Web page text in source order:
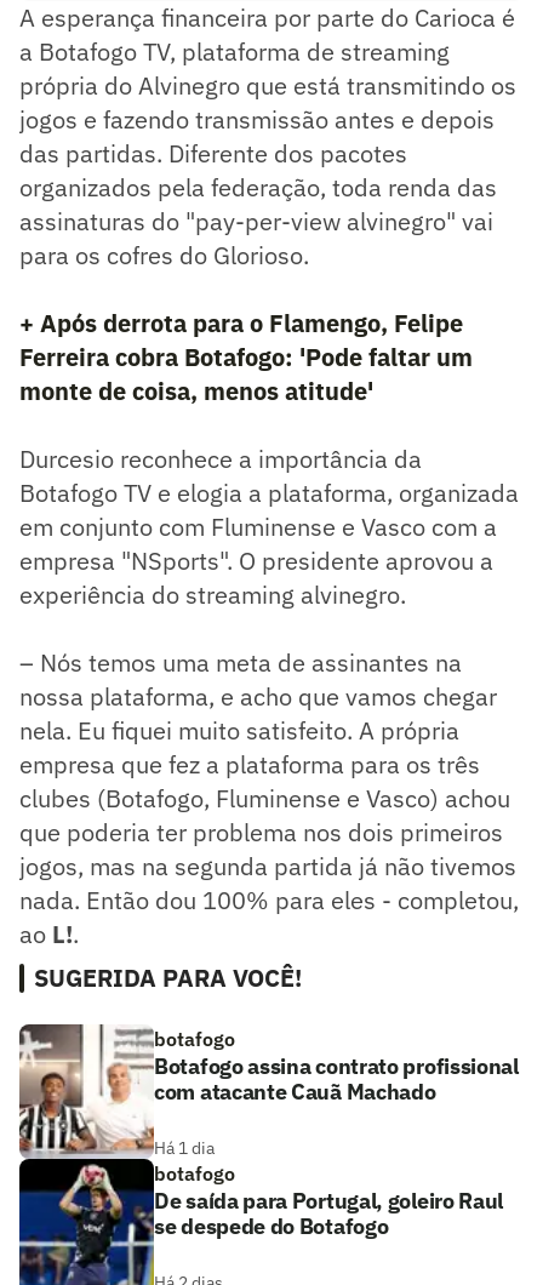
A esperança financeira por parte do Carioca é
a Botafogo TV, plataforma de streaming
própria do Alvinegro que está transmitindo os
jogos e fazendo transmissão antes e depois
das partidas. Diferente dos pacotes
organizados pela federação, toda renda das
assinaturas do "pay-per-view alvinegro" vai
para os cofres do Glorioso.
+ Após derrota para o Flamengo, Felipe
Ferreira cobra Botafogo: 'Pode faltar um
monte de coisa, menos atitude'
Durcesio reconhece a importância da
Botafogo TV e elogia a plataforma, organizada
em conjunto com Fluminense e Vasco com a
empresa "NSports". O presidente aprovou a
experiência do streaming alvinegro.
– Nós temos uma meta de assinantes na
nossa plataforma, e acho que vamos chegar
nela. Eu fiquei muito satisfeito. A própria
empresa que fez a plataforma para os três
clubes (Botafogo, Fluminense e Vasco) achou
que poderia ter problema nos dois primeiros
jogos, mas na segunda partida já não tivemos
nada. Então dou 100% para eles - completou,
ao L!.
SUGERIDA PARA VOCÊ!
botafogo
Botafogo assina contrato profissional
com atacante Cauã Machado
Há 1 dia
botafogo
De saída para Portugal, goleiro Raul
se despede do Botafogo